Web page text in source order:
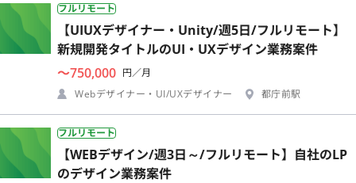
フルリモート
【UIUXデザイナー・Unity/週5日/フルリモート】
新規開発タイトルのUI・UXデザイン業務案件
〜750,000 円／月
Webデザイナー・UI/UXデザイナー
都庁前駅
フルリモート
【WEBデザイン/週3日～/フルリモート】自社のLP
のデザイン業務案件